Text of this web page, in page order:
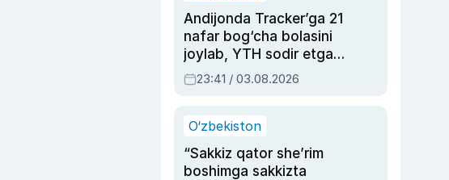
Andijonda Tracker’ga 21
nafar bog‘cha bolasini
joylab, YTH sodir etgan
ayolga sud hukmi o‘qildi
23:41 / 03.08.2026
O‘zbekiston
“Sakkiz qator she’rim
boshimga sakkizta